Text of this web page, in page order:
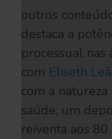
outros
destaca a
processual nas
com Eliseth
com a
saúde; um
reiventa aos